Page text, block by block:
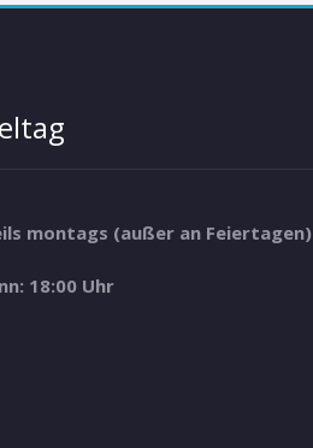
montags (außer an Feiertagen)
18:00 Uhr